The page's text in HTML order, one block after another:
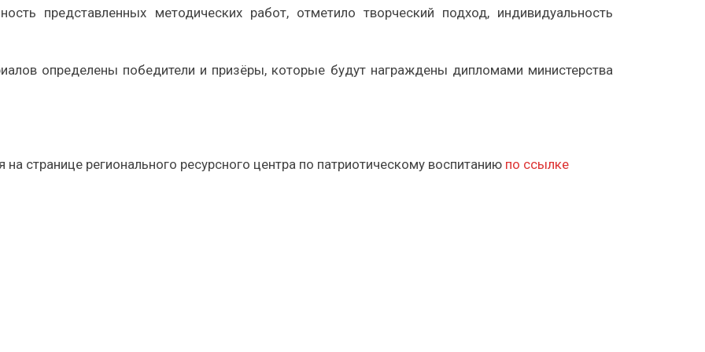
представленных методических работ, отметило творческий подход, индивидуальность
определены победители и призёры, которые будут награждены дипломами министерства
странице регионального ресурсного центра по патриотическому воспитанию по ссылке